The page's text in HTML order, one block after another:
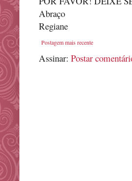
Abraço
Regiane
Postagem mais recente
Assinar: Postar